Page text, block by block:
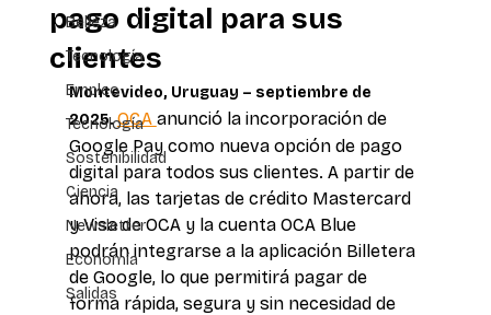
Belleza
Tecnología
Empleo
Tecnología
Sostenibilidad
Ciencia
Newsletter
Economía
Salidas
pago digital para sus
clientes
Montevideo, Uruguay – septiembre de
2025. OCA anunció la incorporación de
Google Pay como nueva opción de pago
digital para todos sus clientes. A partir de
ahora, las tarjetas de crédito Mastercard
y Visa de OCA y la cuenta OCA Blue
podrán integrarse a la aplicación Billetera
de Google, lo que permitirá pagar de
forma rápida, segura y sin necesidad de